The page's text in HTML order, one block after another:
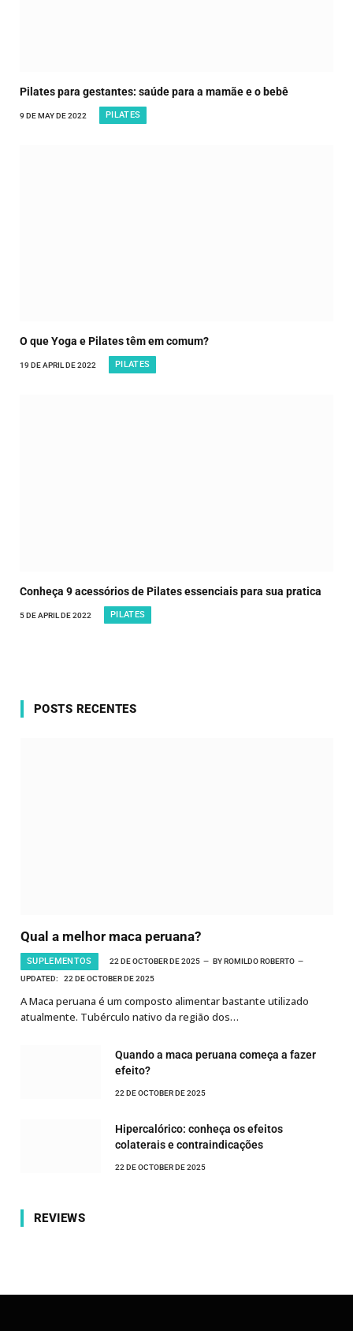
Pilates para gestantes: saúde para a mamãe e o bebê
9 DE MAY DE 2022 PILATES
O que Yoga e Pilates têm em comum?
19 DE APRIL DE 2022 PILATES
Conheça 9 acessórios de Pilates essenciais para sua pratica
5 DE APRIL DE 2022 PILATES
POSTS RECENTES
Qual a melhor maca peruana?
SUPLEMENTOS 22 DE OCTOBER DE 2025 BY ROMILDO ROBERTO
UPDATED:
22 DE OCTOBER DE 2025
A Maca peruana é um composto alimentar bastante utilizado
atualmente. Tubérculo nativo da região dos…
Quando a maca peruana começa a fazer
efeito?
22 DE OCTOBER DE 2025
Hipercalórico: conheça os efeitos
colaterais e contraindicações
22 DE OCTOBER DE 2025
REVIEWS